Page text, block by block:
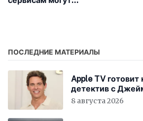
ПОСЛЕДНИЕ МАТЕРИАЛЫ
Apple TV
детектив с
8 августа 2026